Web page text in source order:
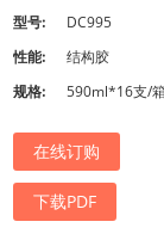
型号:
DC995
性能:
结构胶
规格:
590ml*16支/箱
在线订购
下载PDF